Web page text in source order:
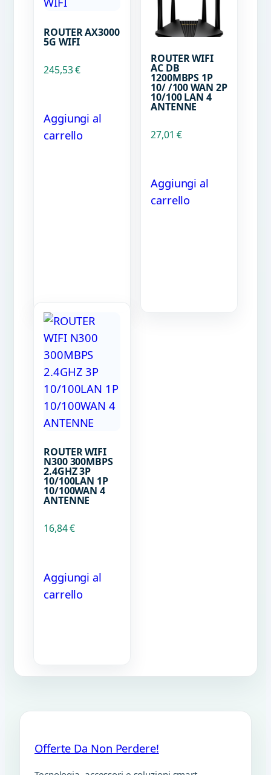
ROUTER AX3000
5G WIFI
245,53€
Aggiungi al
carrello
ROUTER WIFI
AC DB
1200MBPS 1P
10/ /100 WAN 2P
10/100 LAN 4
ANTENNE
27,01€
Aggiungi al
carrello
ROUTER WIFI
N300 300MBPS
2.4GHZ 3P
10/100LAN 1P
10/100WAN 4
ANTENNE
16,84€
Aggiungi al
carrello
Offerte Da Non Perdere!